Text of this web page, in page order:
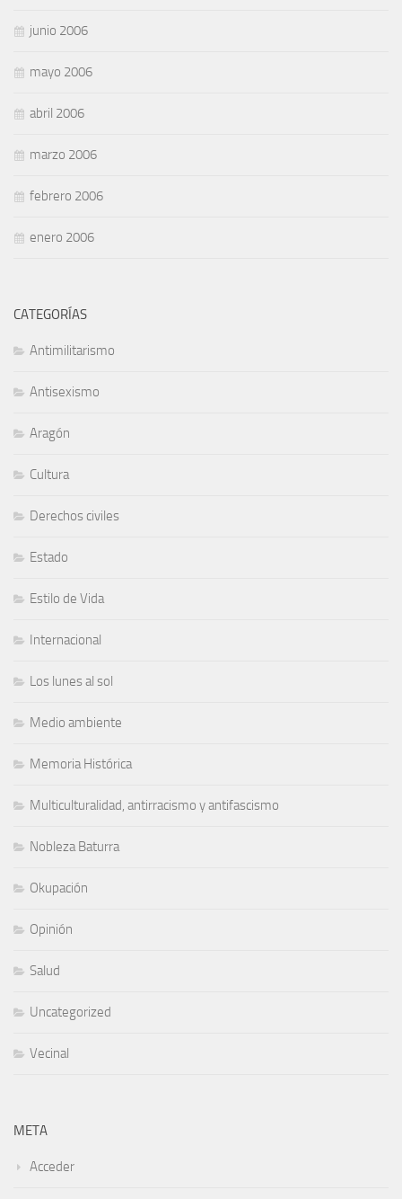
junio 2006
mayo 2006
abril 2006
marzo 2006
febrero 2006
enero 2006
CATEGORÍAS
Antimilitarismo
Antisexismo
Aragón
Cultura
Derechos civiles
Estado
Estilo de Vida
Internacional
Los lunes al sol
Medio ambiente
Memoria Histórica
Multiculturalidad, antirracismo y antifascismo
Nobleza Baturra
Okupación
Opinión
Salud
Uncategorized
Vecinal
META
Acceder